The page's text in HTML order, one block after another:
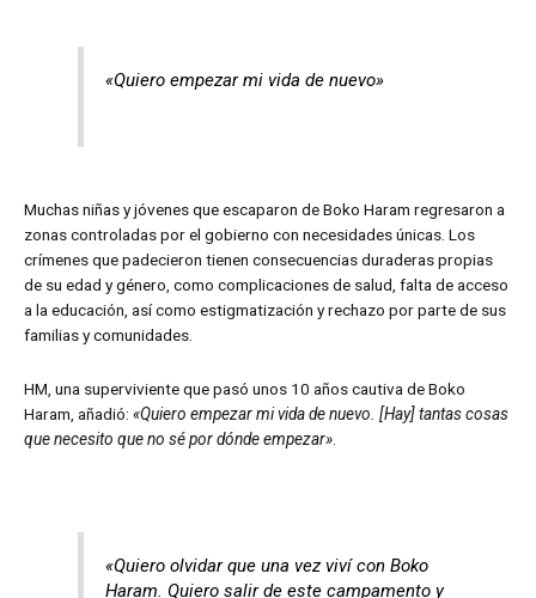
«Quiero empezar mi vida de nuevo»
Muchas niñas y jóvenes que escaparon de Boko Haram regresaron a
zonas controladas por el gobierno con necesidades únicas. Los
crímenes que padecieron tienen consecuencias duraderas propias
de su edad y género, como complicaciones de salud, falta de acceso
a la educación, así como estigmatización y rechazo por parte de sus
familias y comunidades.
HM, una superviviente que pasó unos 10 años cautiva de Boko
Haram, añadió: «Quiero empezar mi vida de nuevo. [Hay] tantas cosas
que necesito que no sé por dónde empezar».
«Quiero olvidar que una vez viví con Boko
Haram. Quiero salir de este campamento y